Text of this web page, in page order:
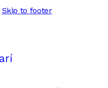
Skip to footer